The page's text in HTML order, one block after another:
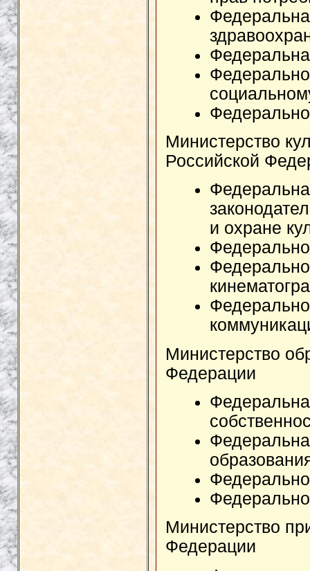
Министерство
Российской
и охране
Министерство
Федерации
Министерство
Федерации